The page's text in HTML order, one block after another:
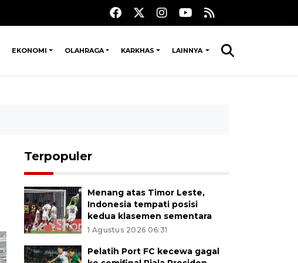
EKONOMI OLAHRAGA KARKHAS LAINNYA
Terpopuler
Menang atas Timor Leste,
Indonesia tempati posisi
kedua klasemen sementara
1 Agustus 2026 06:31
Pelatih Port FC kecewa gagal